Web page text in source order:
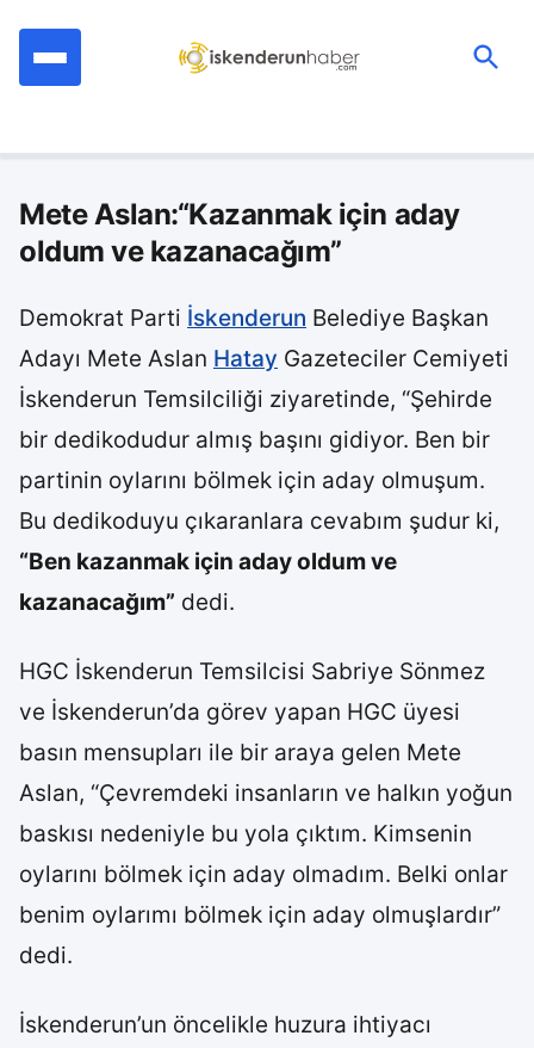
Mete Aslan:“Kazanmak için aday
oldum ve kazanacağım”
Demokrat Parti İskenderun Belediye Başkan
Adayı Mete Aslan Hatay Gazeteciler Cemiyeti
İskenderun Temsilciliği ziyaretinde, “Şehirde
bir dedikodudur almış başını gidiyor. Ben bir
partinin oylarını bölmek için aday olmuşum.
Bu dedikoduyu çıkaranlara cevabım şudur ki,
“Ben kazanmak için aday oldum ve
kazanacağım” dedi.
HGC İskenderun Temsilcisi Sabriye Sönmez
ve İskenderun’da görev yapan HGC üyesi
basın mensupları ile bir araya gelen Mete
Aslan, “Çevremdeki insanların ve halkın yoğun
baskısı nedeniyle bu yola çıktım. Kimsenin
oylarını bölmek için aday olmadım. Belki onlar
benim oylarımı bölmek için aday olmuşlardır”
dedi.
İskenderun’un öncelikle huzura ihtiyacı